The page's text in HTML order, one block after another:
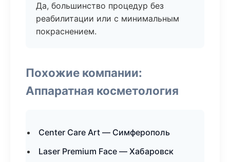
Да, большинство процедур без
реабилитации или с минимальным
покраснением.
Похожие компании:
Аппаратная косметология
Center Care Art — Симферополь
Laser Premium Face — Хабаровск